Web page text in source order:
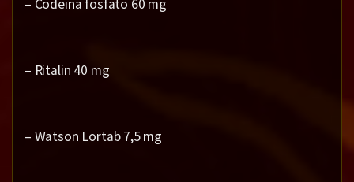
– Codeina fosfato 60 mg
– Ritalin 40 mg
– Watson Lortab 7,5 mg